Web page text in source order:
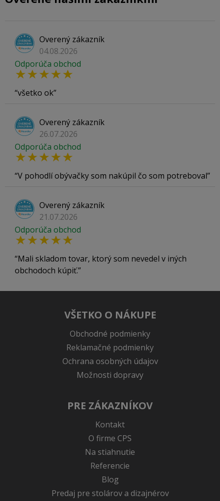
Overený zákazník
04.08.2026
Odporúča obchod
všetko ok
Overený zákazník
26.07.2026
Odporúča obchod
V pohodlí obývačky som nakúpil čo som potreboval
Overený zákazník
21.07.2026
Odporúča obchod
Mali skladom tovar, ktorý som nevedel v iných
obchodoch kúpiť.
VŠETKO O NÁKUPE
Obchodné podmienky
Reklamačné podmienky
Ochrana osobných údajov
Možnosti dopravy
PRE ZÁKAZNÍKOV
Kontakt
O firme CPS
Na stiahnutie
Referencie
Blog
Predaj pre stolárov a dizajnérov